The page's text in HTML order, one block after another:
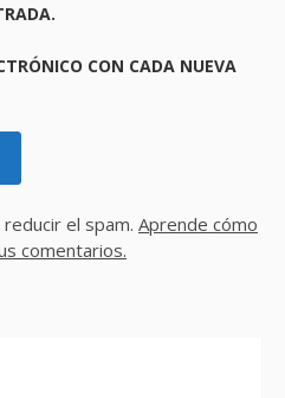
CON CADA NUEVA
el spam. Aprende cómo
comentarios.